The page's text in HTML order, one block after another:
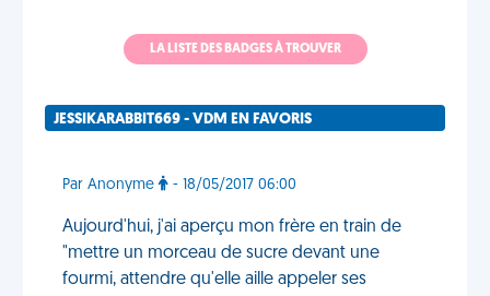
LA LISTE DES BADGES À TROUVER
JESSIKARABBIT669 - VDM EN FAVORIS
Par Anonyme - 18/05/2017 06:00
Aujourd'hui, j'ai aperçu mon frère en train de
"mettre un morceau de sucre devant une
fourmi, attendre qu'elle aille appeler ses